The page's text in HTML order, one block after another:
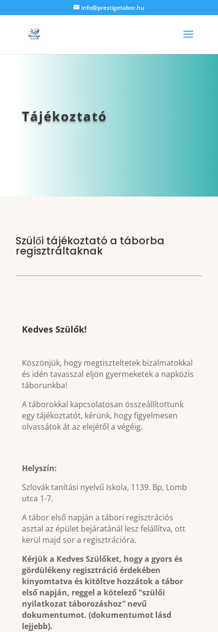
info@prestigetabor.hu
Tájékoztató
Szülői tájékoztató a táborba
regisztráltaknak
Kedves Szülők!
Köszönjük, hogy megtiszteltetek bizalmatokkal
és idén tavasszal eljön gyermeketek a napközis
táborunkba!
A táborokkal kapcsolatosan összeállítottunk
egy tájékoztatót, kérünk, hogy figyelmesen
olvassátok át az elejétől a végéig.
Helyszín:
Szlovák tanítási nyelvű Iskola, 1139. Bp, Lomb
utca 1-7.
A tábor első napján a tábori regisztrációs
asztal az épület bejáratánál lesz felállítva, ott
kerül majd sor a regisztrációra.
Kérjük a Kedves Szülőket, hogy a gyors és
gördülékeny regisztráció érdekében
kinyomtatva és kitöltve hozzátok a tábor
első napján, reggel a kötelező “szülői
nyilatkozat táborozáshoz″ nevű
dokumentumot. (dokumentumot lásd
lejjebb).